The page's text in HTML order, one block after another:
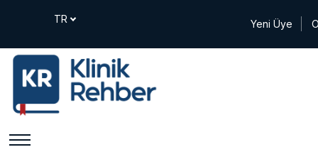
Yeni Üye